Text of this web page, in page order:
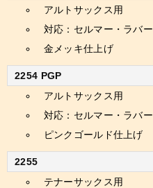
アルトサックス用
対応：セルマー・ラバー
金メッキ仕上げ
2254 PGP
アルトサックス用
対応：セルマー・ラバー
ピンクゴールド仕上げ
2255
テナーサックス用